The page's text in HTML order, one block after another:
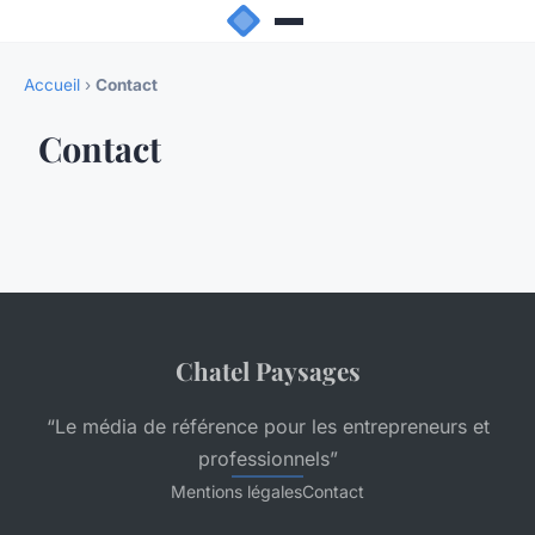
Accueil › Contact
Contact
Chatel Paysages
“Le média de référence pour les entrepreneurs et
professionnels”
Mentions légalesContact